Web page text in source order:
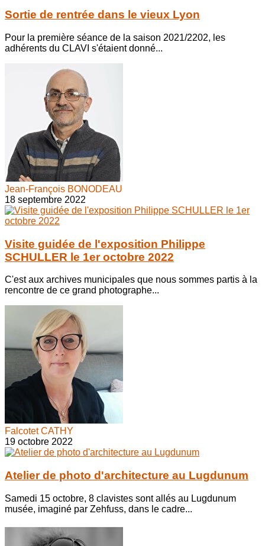
Sortie de rentrée dans le vieux Lyon
Pour la première séance de la saison 2021/2202, les
adhérents du CLAVI s'étaient donné...
Jean-François BONODEAU
18 septembre 2022
Visite guidée de l'exposition Philippe
SCHULLER le 1er octobre 2022
C'est aux archives municipales que nous sommes partis à la
rencontre de ce grand photographe...
Falcotet CATHY
19 octobre 2022
Atelier de photo d'architecture au Lugdunum
Samedi 15 octobre, 8 clavistes sont allés au Lugdunum
musée, imaginé par Zehfuss, dans le cadre...